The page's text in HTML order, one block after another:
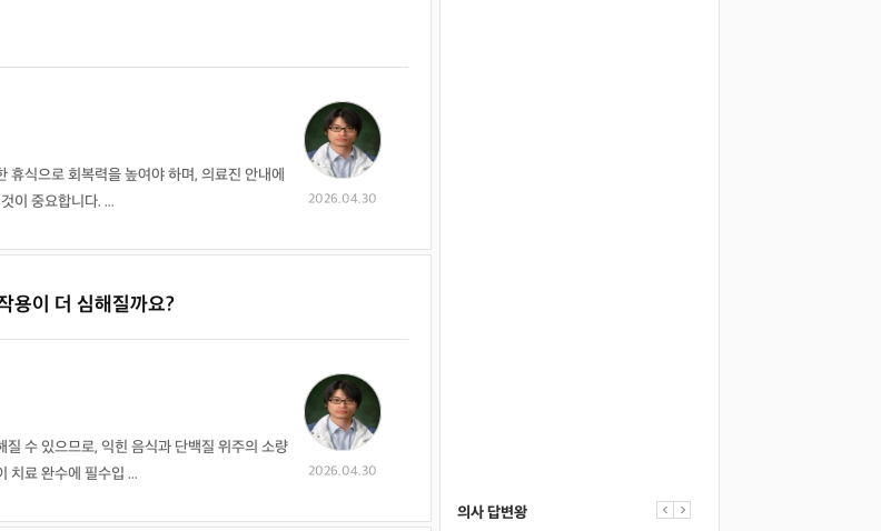
2026.04.30
식으로 회복력을 높여야 하며, 의료진 안내에
이 중요합니다. ...
용이 더 심해질까요?
2026.04.30
수 있으므로, 익힌 음식과 단백질 위주의 소량
치료 완수에 필수입 ...
의사 답변왕